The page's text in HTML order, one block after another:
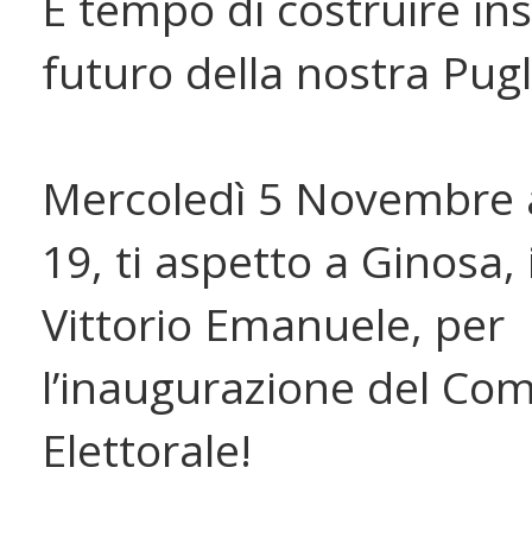
futuro della nostra
Mercoledì 5 Novembre
19, ti aspetto a Ginosa,
Vittorio Emanuele, per
l’inaugurazione del
Elettorale!